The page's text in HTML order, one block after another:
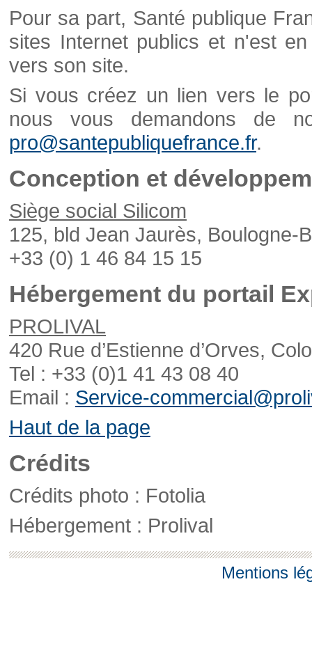
Pour sa part, Santé publique
sites Internet publics et n'est
vers son site.
Si vous créez un lien vers le
nous vous demandons de
pro@santepubliquefrance.fr.
Conception et
Siège social Silicom
125, bld Jean Jaurès, Boulogne-
+33 (0) 1 46 84 15 15
Hébergement du portail
PROLIVAL
420 Rue d’Estienne d’Orves,
Tel : +33 (0)1 41 43 08 40
Email : Service-
Haut de la page
Crédits
Crédits photo : Fotolia
Hébergement : Prolival
Mentions